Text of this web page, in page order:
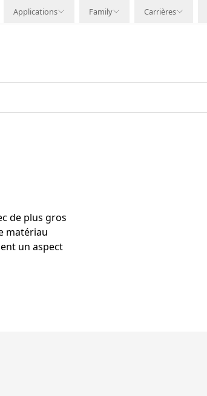
Applications Family Carrières
de plus gros
matériau
un aspect